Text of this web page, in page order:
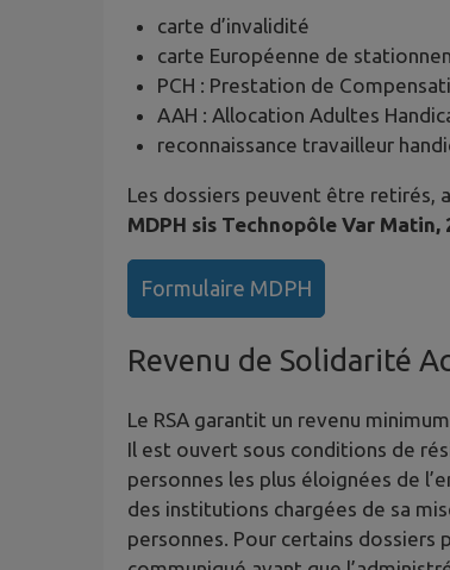
carte d’invalidité
carte Européenne de
PCH : Prestation de
AAH : Allocation Adultes
reconnaissance travailleur
Les dossiers peuvent être retirés,
MDPH sis Technopôle Var
Formulaire MDPH
Revenu de Solidarité
Le RSA garantit un revenu
Il est ouvert sous conditions de
personnes les plus éloignées de
des institutions chargées de sa
personnes. Pour certains dossiers